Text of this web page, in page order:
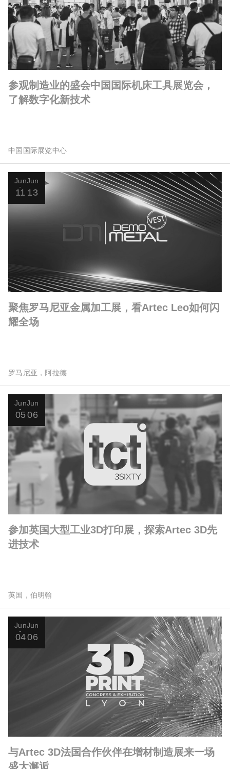
参观制造业的盛会中国国际机床工具展览会，
了解数字化新技术
中国国际展览中心
Jun
11
Jun
13
聚焦罗马尼亚金属加工展，看Artec Leo如何闪
耀全场
罗马尼亚，阿拉德
Jun
05
Jun
06
参加英国大型工业3D打印展，探索Artec 3D先
进技术
英国，伯明翰
Jun
04
Jun
06
与Artec 3D法国合作伙伴在增材制造展来一场
盛大邂逅